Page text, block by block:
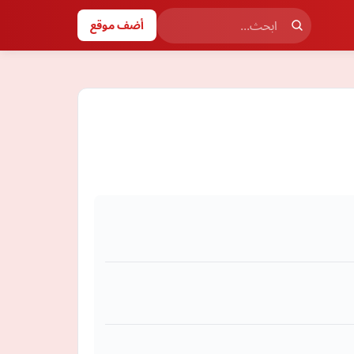
أضف موقع